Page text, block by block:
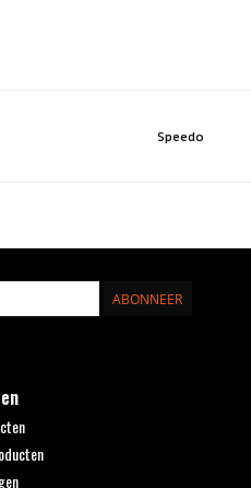
Speedo
ABONNEER